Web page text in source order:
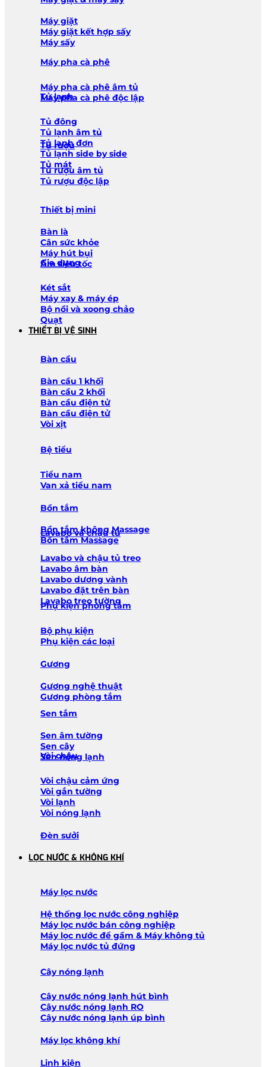
Máy giặt
Máy giặt kết hợp sấy
Máy sấy
Máy pha cà phê
Máy pha cà phê âm tủ
Máy pha cà phê độc lập
Tủ lạnh
Tủ đông
Tủ lạnh âm tủ
Tủ lạnh đơn
Tủ lạnh side by side
Tủ mát
Tủ rượu
Tủ rượu âm tủ
Tủ rượu độc lập
Thiết bị mini
Bàn là
Cân sức khỏe
Máy hút bụi
Ấm siêu tốc
Gia dụng
Két sắt
Máy xay & máy ép
Bộ nồi và xoong chảo
Quạt
THIẾT BỊ VỆ SINH
Bàn cầu
Bàn cầu 1 khối
Bàn cầu 2 khối
Bàn cầu điện tử
Bàn cầu điện tử
Vòi xịt
Bệ tiểu
Tiểu nam
Van xả tiểu nam
Bồn tắm
Bồn tắm không Massage
Bồn tắm Massage
Lavabo và chậu tủ
Lavabo và chậu tủ treo
Lavabo âm bàn
Lavabo dương vành
Lavabo đặt trên bàn
Lavabo treo tường
Phụ kiện phòng tắm
Bộ phụ kiện
Phụ kiện các loại
Gương
Gương nghệ thuật
Gương phòng tắm
Sen tắm
Sen âm tường
Sen cây
Sen nóng lạnh
Vòi chậu
Vòi chậu cảm ứng
Vòi gắn tường
Vòi lạnh
Vòi nóng lạnh
Đèn sưởi
LỌC NƯỚC & KHÔNG KHÍ
Máy lọc nước
Hệ thống lọc nước công nghiệp
Máy lọc nước bán công nghiệp
Máy lọc nước để gầm & Máy không tủ
Máy lọc nước tủ đứng
Cây nóng lạnh
Cây nước nóng lạnh hút bình
Cây nước nóng lạnh RO
Cây nước nóng lạnh úp bình
Máy lọc không khí
Linh kiện